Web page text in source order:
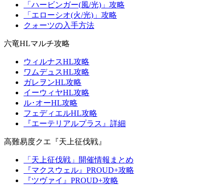
「ハービンガー(風/光)」攻略
「エローシオ(火/光)」攻略
クォーツの入手方法
六竜HLマルチ攻略
ウィルナスHL攻略
ワムデュスHL攻略
ガレヲンHL攻略
イーウィヤHL攻略
ル･オーHL攻略
フェディエルHL攻略
『エーテリアルプラス』詳細
高難易度クエ『天上征伐戦』
「天上征伐戦」開催情報まとめ
『マクスウェル』PROUD+攻略
『ツヴァイ』PROUD+攻略